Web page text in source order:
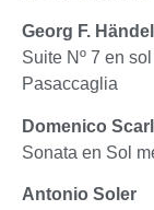
Georg F.
Suite Nº 7 en
Pasaccaglia
Domenico
Sonata en Sol
Antonio Soler